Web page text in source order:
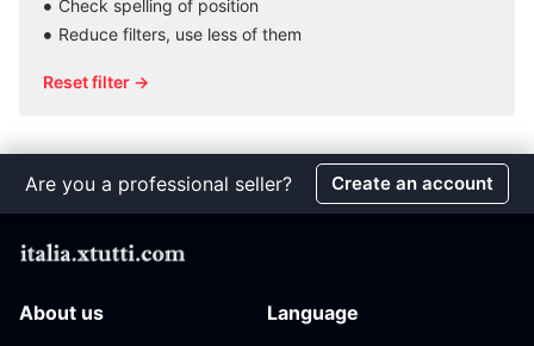
Check spelling of position
Reduce filters, use less of them
Reset filter →
Are you a professional seller? Create an account
About us Language